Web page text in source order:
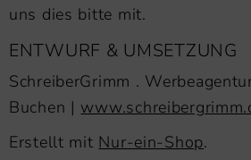
uns dies bitte mit.
ENTWURF & UMSETZUNG
SchreiberGrimm .
Buchen |
Erstellt mit Nur-ein-Shop.